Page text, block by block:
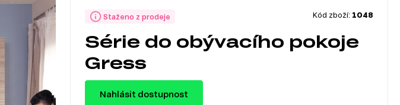
Staženo z prodeje Kód zboží: 1048
Série do obývacího pokoje
Gress
Nahlásit dostupnost